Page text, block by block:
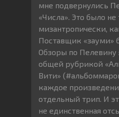
мне подвернулись
«Числа». Это было не
мизантропически,
Поставщик «зауми»
Обзоры по Пелевину
общей рубрикой
Вити»
каждое
отдельный трип. И
не единственная